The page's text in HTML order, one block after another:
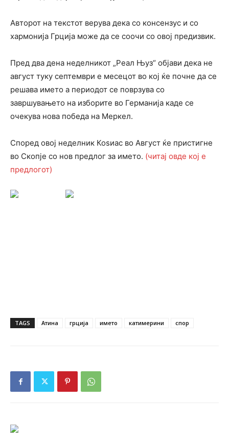
Авторот на текстот верува дека со консензус и со
хармонија Грција може да се соочи со овој предизвик.
Пред два дена неделникот „Реал Њуз“ објави дека не
август туку септември е месецот во кој ќе почне да се
решава името а периодот се поврзува со
завршувањето на изборите во Германија каде се
очекува нова победа на Меркел.
Според овој неделник Коѕиас во Август ќе пристигне
во Скопје со нов предлог за името. (читај овде кој е
предлогот)
TAGS Атина грција името катимерини спор